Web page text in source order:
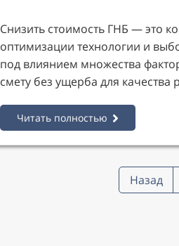
Снизить стоимость ГНБ — это
оптимизации технологии и
под влиянием множества
смету без ущерба для качества
Читать полностью
Назад